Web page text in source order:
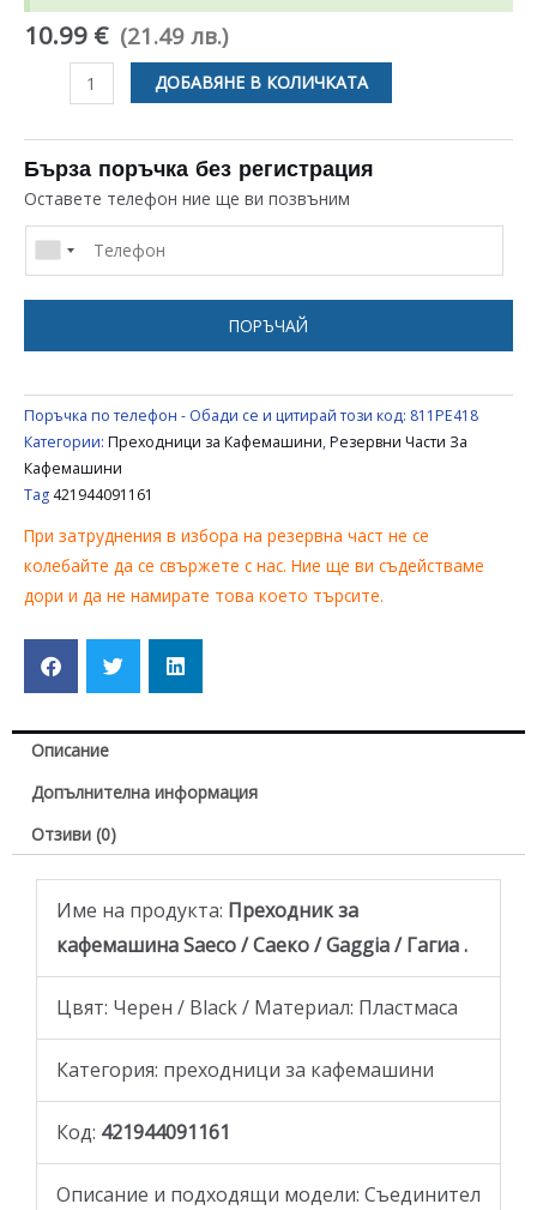
10.99 € (21.49 лв.)
количество
ПРЕХОДНИК
ЗА
КАФЕМАШИНА
GAGGIA
ДОБАВЯНЕ В КОЛИЧКАТА
Бърза поръчка без регистрация
Оставете телефон ние ще ви позвъним
ПОРЪЧАЙ
Поръчка по телефон - Обади се и цитирай този код: 811PE418
Категории: Преходници за Кафемашини,Резервни Части За
Кафемашини
Tag421944091161
При затруднения в избора на резервна част не се
колебайте да се свържете с нас. Ние ще ви съдействаме
дори и да не намирате това което търсите.
Описание
Допълнителна информация
Отзиви (0)
Име на продукта: Преходник за
кафемашина Saeco / Саеко / Gaggia / Гагиа .
Цвят: Черен / Black / Материал: Пластмаса
Категория: преходници за кафемашини
Код: 421944091161
Oписание и подходящи модели: Съединител